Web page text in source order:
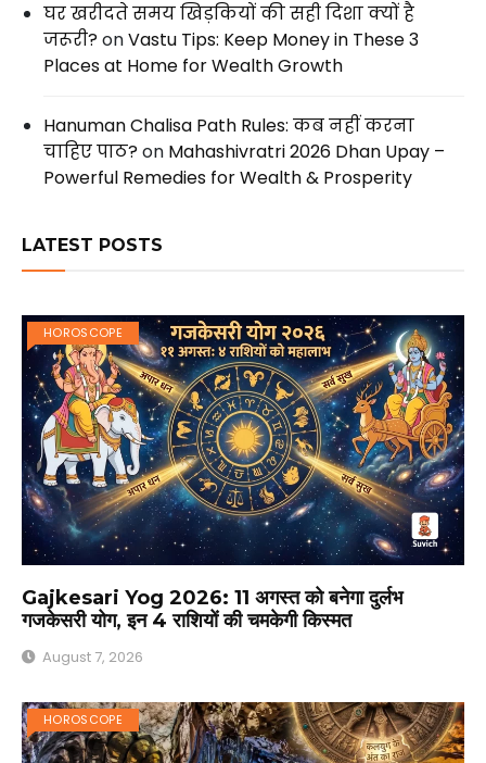
घर खरीदते समय खिड़कियों की सही दिशा क्यों है
जरूरी?onVastu Tips: Keep Money in These 3
Places at Home for Wealth Growth
Hanuman Chalisa Path Rules: कब नहीं करना
चाहिए पाठ?on Mahashivratri 2026 Dhan Upay –
Powerful Remedies for Wealth & Prosperity
LATEST POSTS
HOROSCOPE
Gajkesari Yog 2026: 11 अगस्त को बनेगा दुर्लभ
गजकेसरी योग, इन 4 राशियों की चमकेगी किस्मत
August 7, 2026
HOROSCOPE